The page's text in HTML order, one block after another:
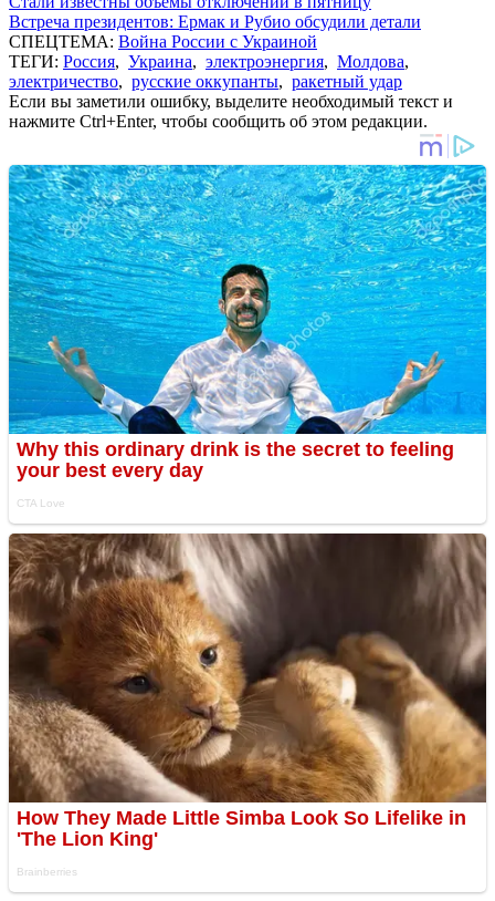
Встреча президентов: Ермак и Рубио обсудили детали
СПЕЦТЕМА: Война России с Украиной
ТЕГИ: Россия, Украина, электроэнергия, Молдова,
электричество, русские оккупанты, ракетный удар
Если вы заметили ошибку, выделите необходимый текст и
нажмите Ctrl+Enter, чтобы сообщить об этом редакции.